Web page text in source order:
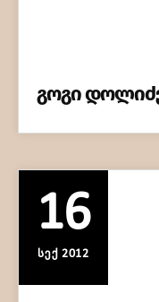
გოგი დოლიძე
16
ᲡᲔᲥ 2012